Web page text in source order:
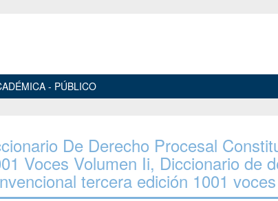
- PÚBLICO
De Derecho Procesal
Voces Volumen Ii, Diccionario de
tercera edición 1001